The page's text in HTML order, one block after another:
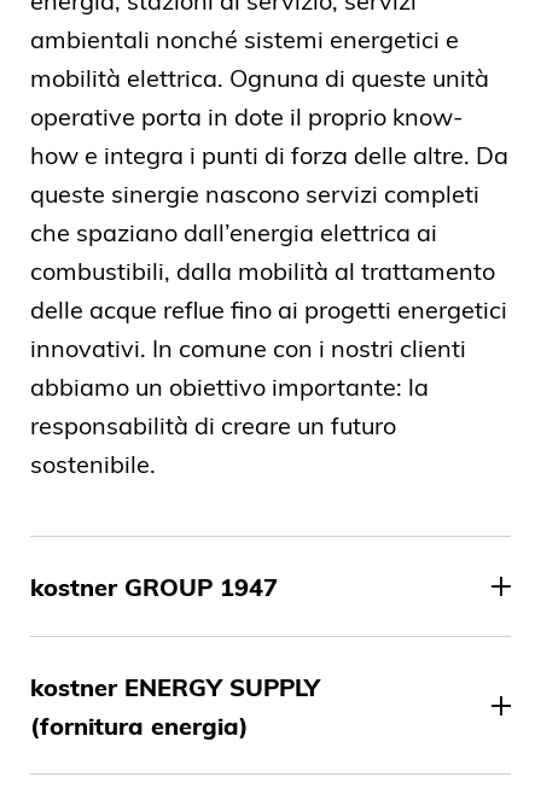
ambientali nonché sistemi energetici e
mobilità elettrica. Ognuna di queste unità
operative porta in dote il proprio know-
how e integra i punti di forza delle altre. Da
queste sinergie nascono servizi completi
che spaziano dall’energia elettrica ai
combustibili, dalla mobilità al trattamento
delle acque reflue fino ai progetti energetici
innovativi. In comune con i nostri clienti
abbiamo un obiettivo importante: la
responsabilità di creare un futuro
sostenibile.
kostner GROUP 1947
kostner ENERGY SUPPLY
(fornitura energia)